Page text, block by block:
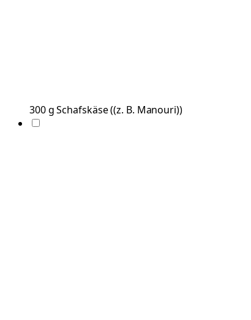
300g Schafskäse((z. B. Manouri))